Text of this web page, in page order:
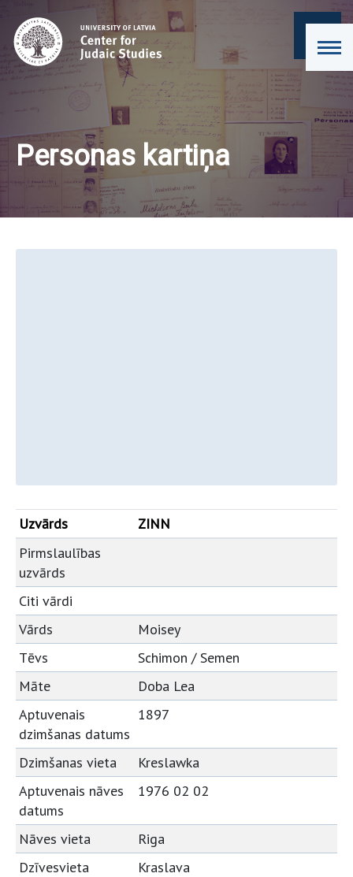
Personas kartiņa
Uzvārds
ZINN
Pirmslaulības
uzvārds
Citi vārdi
Vārds
Moisey
Tēvs
Schimon / Semen
Māte
Doba Lea
Aptuvenais
dzimšanas datums
1897
Dzimšanas vieta
Kreslawka
Aptuvenais nāves
datums
1976 02 02
Nāves vieta
Riga
Dzīvesvieta
Kraslava